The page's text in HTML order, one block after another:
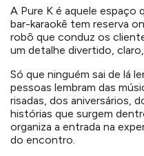
A Pure K é aquele espaço
bar-karaokê tem reserva
robô que conduz os
um detalhe divertido,
Só que ninguém sai de lá
pessoas lembram das
risadas, dos aniversários,
histórias que surgem
organiza a entrada na
do encontro.